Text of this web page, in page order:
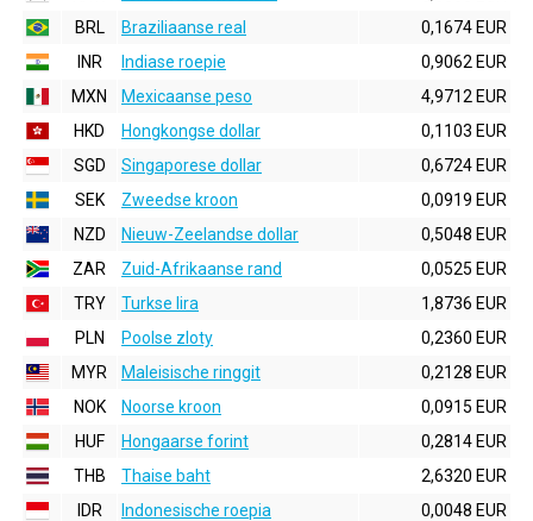
BRL
Braziliaanse real
0,1674 EUR
INR
Indiase roepie
0,9062 EUR
MXN
Mexicaanse peso
4,9712 EUR
HKD
Hongkongse dollar
0,1103 EUR
SGD
Singaporese dollar
0,6724 EUR
SEK
Zweedse kroon
0,0919 EUR
NZD
Nieuw-Zeelandse dollar
0,5048 EUR
ZAR
Zuid-Afrikaanse rand
0,0525 EUR
TRY
Turkse lira
1,8736 EUR
PLN
Poolse zloty
0,2360 EUR
MYR
Maleisische ringgit
0,2128 EUR
NOK
Noorse kroon
0,0915 EUR
HUF
Hongaarse forint
0,2814 EUR
THB
Thaise baht
2,6320 EUR
IDR
Indonesische roepia
0,0048 EUR